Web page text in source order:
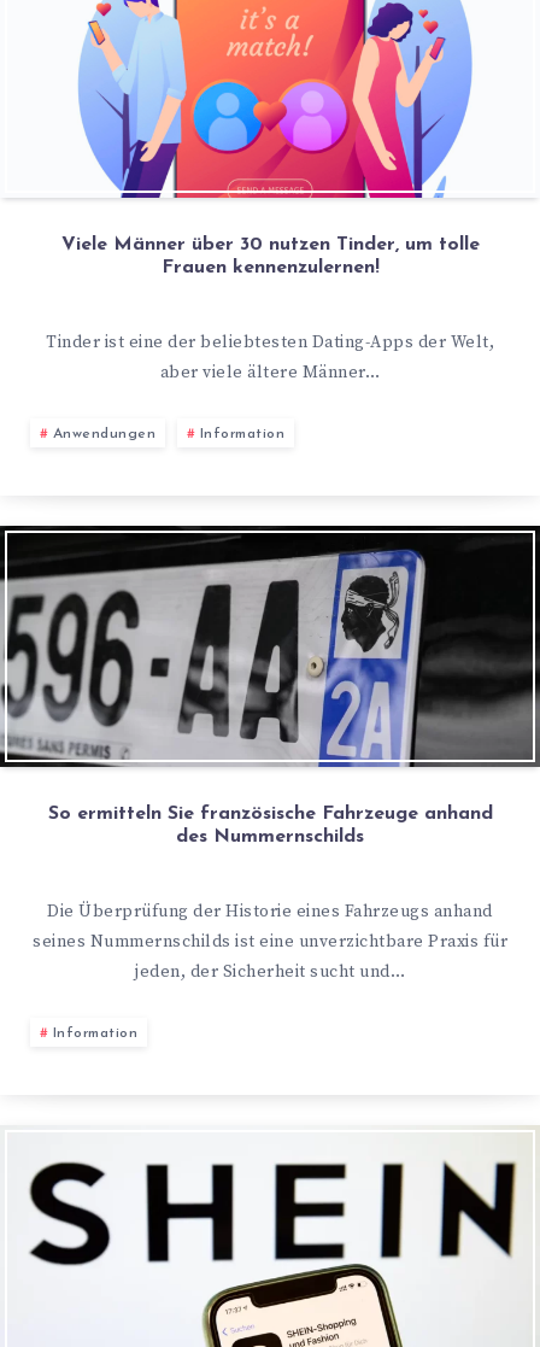
Viele Männer über 30 nutzen Tinder, um tolle
Frauen kennenzulernen!
Tinder ist eine der beliebtesten Dating-Apps der Welt,
aber viele ältere Männer…
Anwendungen Information
So ermitteln Sie französische Fahrzeuge anhand
des Nummernschilds
Die Überprüfung der Historie eines Fahrzeugs anhand
seines Nummernschilds ist eine unverzichtbare Praxis für
jeden, der Sicherheit sucht und…
Information